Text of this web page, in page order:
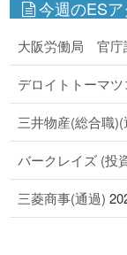
今週のES
大阪労働局 官庁
デロイトトーマ
三井物産(総合職)(
バークレイズ (投
三菱商事(通過)